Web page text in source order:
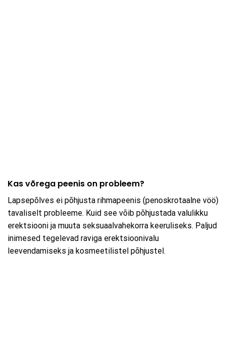
Kas võrega peenis on probleem?
Lapsepõlves ei põhjusta rihmapeenis (penoskrotaalne vöö)
tavaliselt probleeme. Kuid see võib põhjustada valulikku
erektsiooni ja muuta seksuaalvahekorra keeruliseks. Paljud
inimesed tegelevad raviga erektsioonivalu
leevendamiseks ja kosmeetilistel põhjustel.